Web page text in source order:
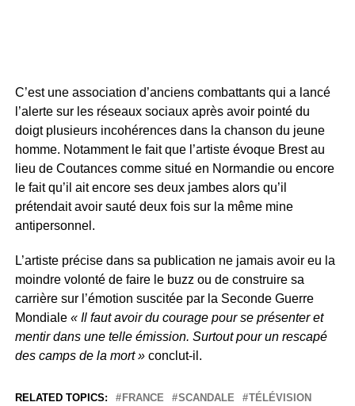
C’est une association d’anciens combattants qui a lancé
l’alerte sur les réseaux sociaux après avoir pointé du
doigt plusieurs incohérences dans la chanson du jeune
homme. Notamment le fait que l’artiste évoque Brest au
lieu de Coutances comme situé en Normandie ou encore
le fait qu’il ait encore ses deux jambes alors qu’il
prétendait avoir sauté deux fois sur la même mine
antipersonnel.
L’artiste précise dans sa publication ne jamais avoir eu la
moindre volonté de faire le buzz ou de construire sa
carrière sur l’émotion suscitée par la Seconde Guerre
Mondiale « Il faut avoir du courage pour se présenter et
mentir dans une telle émission. Surtout pour un rescapé
des camps de la mort »conclut-il.
RELATED TOPICS: FRANCE SCANDALE TÉLÉVISION